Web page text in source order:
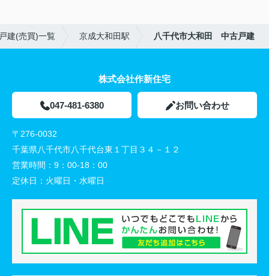
建(売買)一覧 京成大和田駅 八千代市大和田 中古戸建
株式会社作新住宅
047-481-6380 お問い合わせ
〒276-0032
千葉県八千代市八千代台東１丁目３４－１２
営業時間： 9：00-18：00
定休日： 火曜日・水曜日